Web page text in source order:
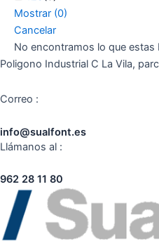
Mostrar (0)
Cancelar
No encontramos lo que estas
Poligono Industrial C La Vila,
Correo :
info@sualfont.es
Llámanos al :
962 28 11 80